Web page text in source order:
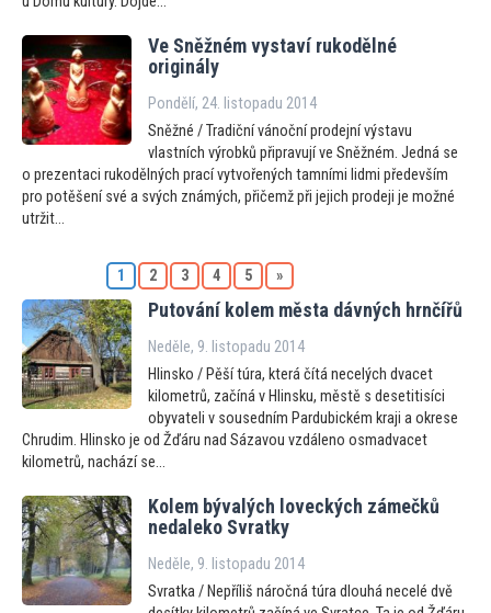
Ve Sněžném vystaví rukodělné
originály
Pondělí, 24. listopadu 2014
Sněžné / Tradiční vánoční prodejní výstavu
vlastních výrobků připravují ve Sněžném. Jedná se
o prezentaci rukodělných prací vytvořených tamními lidmi především
pro potěšení své a svých známých, přičemž při jejich prodeji je možné
utržit...
1 2 3 4 5 »
Putování kolem města dávných hrnčířů
Neděle, 9. listopadu 2014
Hlinsko / Pěší túra, která čítá necelých dvacet
kilometrů, začíná v Hlinsku, městě s desetitisíci
obyvateli v sousedním Pardubickém kraji a okrese
Chrudim. Hlinsko je od Žďáru nad Sázavou vzdáleno osmadvacet
kilometrů, nachází se...
Kolem bývalých loveckých zámečků
nedaleko Svratky
Neděle, 9. listopadu 2014
Svratka / Nepříliš náročná túra dlouhá necelé dvě